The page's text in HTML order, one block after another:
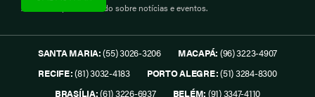
Assine e fique informado sobre notícias e eventos.
SANTA MARIA:(55) 3026-3206 MACAPÁ: (96) 3223-4907
RECIFE:(81) 3032-4183 PORTO ALEGRE:(51) 3284-8300
BRASÍLIA:(61) 3226-6937 BELÉM: (91) 3347-4110